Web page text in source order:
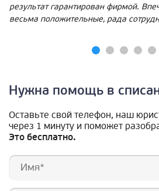
результат гарантирован фирмой.
весьма положительные, рада
Нужна помощь в
Оставьте свой телефон, наш
через 1 минуту и поможет
Это бесплатно.